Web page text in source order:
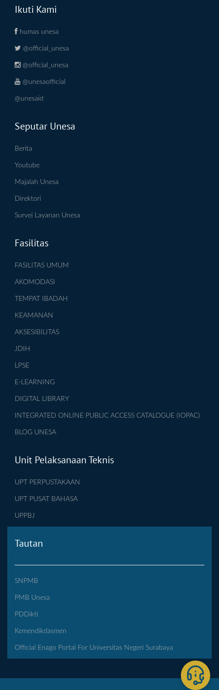
Ikuti Kami
humas unesa
@official_unesa
@official_unesa
@unesaofficial
@unesaid
Seputar Unesa
Berita
Youtube
Majalah Unesa
Direktori
Survei Layanan Unesa
Fasilitas
FASILITAS UMUM
AKOMODASI
TEMPAT IBADAH
KEAMANAN
AKSESIBILITAS
JDIH
LPSE
E-LEARNING
DIGITAL LIBRARY
INTEGRATED ONLINE PUBLIC ACCESS CATALOGUE (IOPAC)
BLOG UNESA
Unit Pelaksanaan Teknis
UPT PERPUSTAKAAN
UPT PUSAT BAHASA
UPPBJ
Tautan
SNPMB
PMB Unesa
PDDikti
Kemendikdasmen
Official Enago Portal For Universitas Negeri Surabaya